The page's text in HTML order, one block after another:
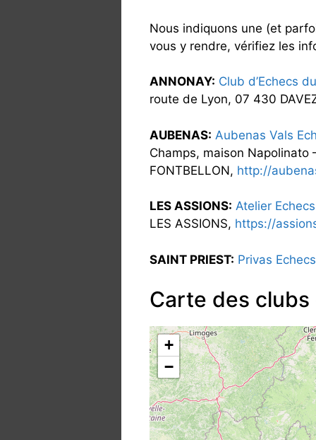
Nous indiquons une (et
vous y rendre, vérifiez les
ANNONAY: Club d’Echecs
route de Lyon, 07 430
AUBENAS: Aubenas Vals
Champs, maison Napolinato
FONTBELLON, http://
LES ASSIONS: Atelier
LES ASSIONS, https://
SAINT PRIEST: Privas Echecs
Carte des clubs
+
−